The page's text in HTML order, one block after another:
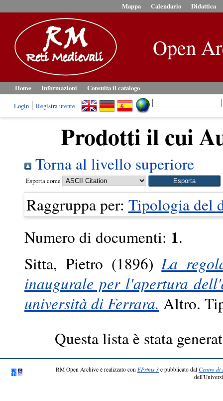
Mappa Calendario Didattica
Open
Home Informazioni
Consulta il catalogo
Login
Registra utente
Prodotti il cui
Torna al livello superiore
Esporta come
Raggruppa per: Tipologia del
Numero di documenti: 1.
Sitta, Pietro (1896)La
inaugurale per l'apertura
università di Ferrara. Altro.
Questa lista è stata
RM Open Archive è realizzato con EPrints 3 e pubblicato dal Centro di